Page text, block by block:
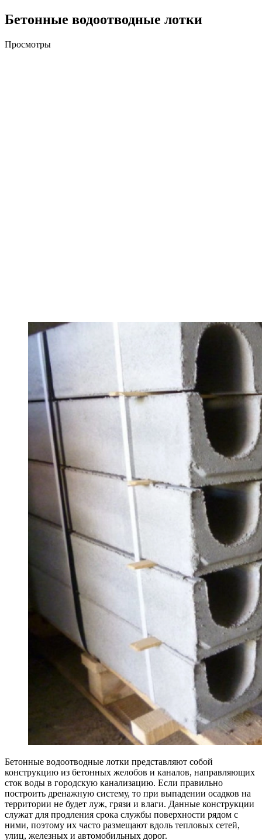
Бетонные водоотводные лотки
Просмотры
Бетонные водоотводные лотки представляют собой
конструкцию из бетонных желобов и каналов, направляющих
сток воды в городскую канализацию. Если правильно
построить дренажную систему, то при выпадении осадков на
территории не будет луж, грязи и влаги. Данные конструкции
служат для продления срока службы поверхности рядом с
ними, поэтому их часто размещают вдоль тепловых сетей,
улиц, железных и автомобильных дорог.